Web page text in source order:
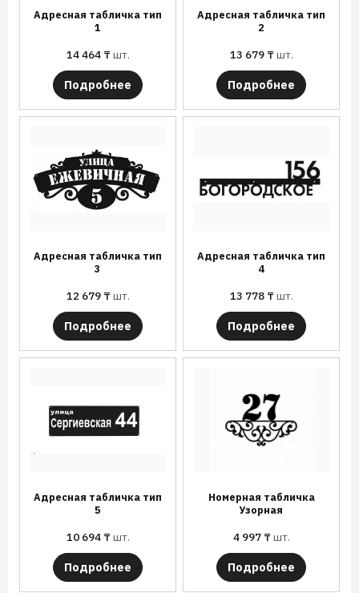
Адресная табличка тип
1
14 464 ₸шт.
Подробнее
Адресная табличка тип
2
13 679 ₸шт.
Подробнее
Адресная табличка тип
3
12 679 ₸шт.
Подробнее
Адресная табличка тип
4
13 778 ₸шт.
Подробнее
Адресная табличка тип
5
10 694 ₸шт.
Подробнее
Номерная табличка
Узорная
4 997 ₸шт.
Подробнее